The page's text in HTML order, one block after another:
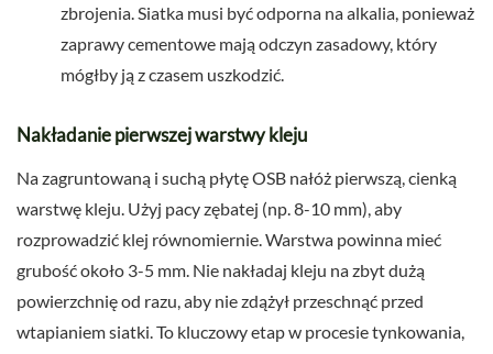
zbrojenia. Siatka musi być odporna na alkalia, ponieważ
zaprawy cementowe mają odczyn zasadowy, który
mógłby ją z czasem uszkodzić.
Nakładanie pierwszej warstwy kleju
Na zagruntowaną i suchą płytę OSB nałóż pierwszą, cienką
warstwę kleju. Użyj pacy zębatej (np. 8-10 mm), aby
rozprowadzić klej równomiernie. Warstwa powinna mieć
grubość około 3-5 mm. Nie nakładaj kleju na zbyt dużą
powierzchnię od razu, aby nie zdążył przeschnąć przed
wtapianiem siatki. To kluczowy etap w procesie tynkowania,